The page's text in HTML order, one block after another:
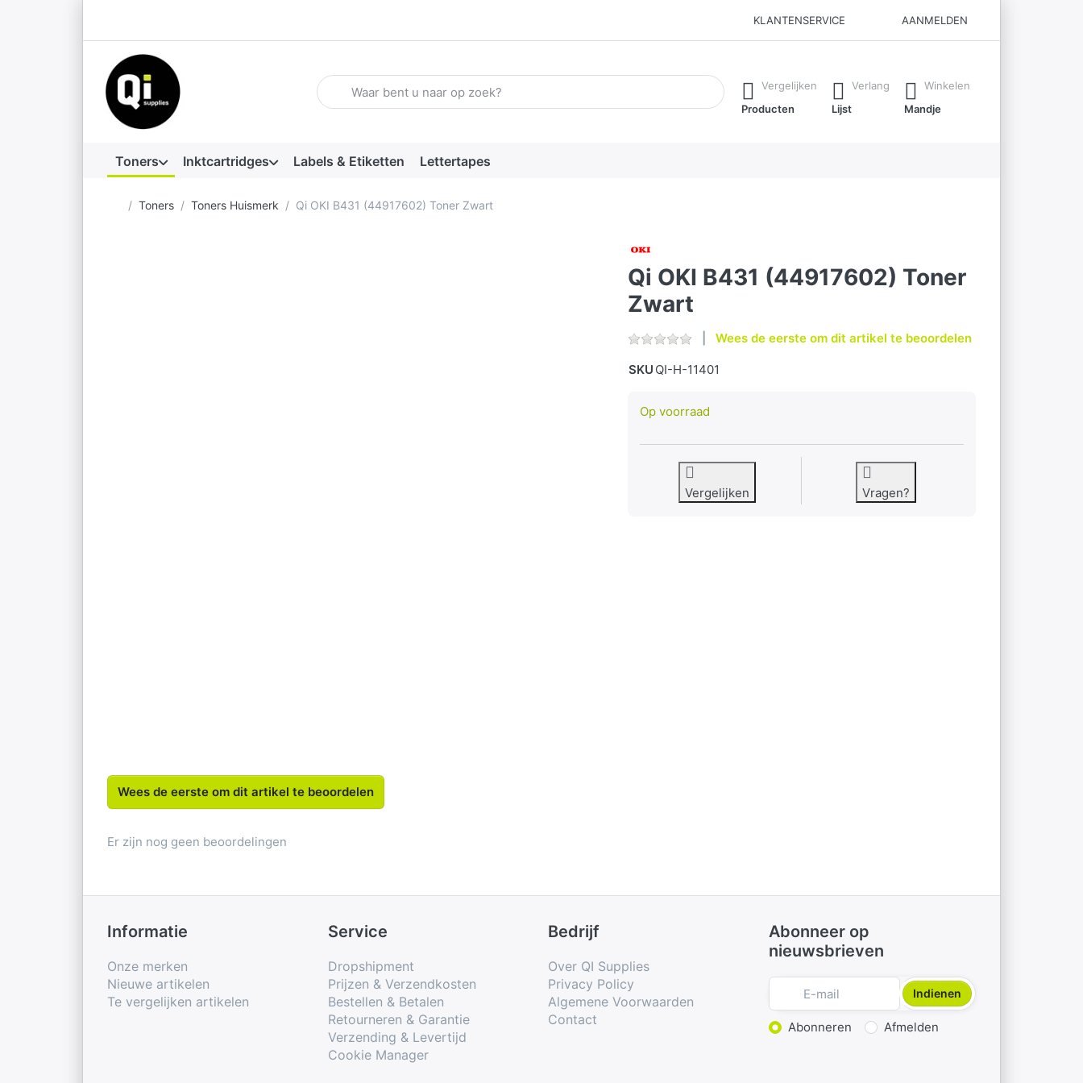
KLANTENSERVICE AANMELDEN
Voer een zoekterm in. De eerste resultaten verschijnen automatisch terwijl je typt. Druk op de Enter-toets om alle resultaten op te
Vergelijken
Producten
Verlang
Lijst
Winkelen
Mandje
Toners Inktcartridges Labels & Etiketten Lettertapes
Startpagina
Toners Toners Huismerk Qi OKI B431 (44917602) Toner Zwart
Qi OKI B431 (44917602) Toner
Zwart
Wees de eerste om dit artikel te beoordelen
SKU QI-H-11401
Op voorraad
Vergelijken Vragen?
Wees de eerste om dit artikel te beoordelen
Er zijn nog geen beoordelingen
Informatie
Onze merken
Nieuwe artikelen
Te vergelijken artikelen
Service
Dropshipment
Prijzen & Verzendkosten
Bestellen & Betalen
Retourneren & Garantie
Verzending & Levertijd
Cookie Manager
Bedrijf
Over QI Supplies
Privacy Policy
Algemene Voorwaarden
Contact
Abonneer op
nieuwsbrieven
Indienen
Actie kiezen
Abonneren Afmelden